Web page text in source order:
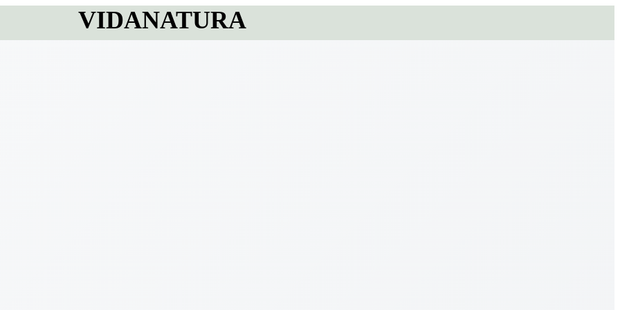
VIDANATURA